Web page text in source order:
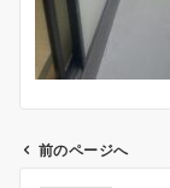
前のページへ